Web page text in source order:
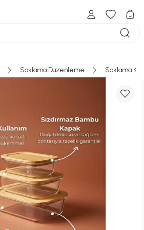
Saklama Düzenleme Saklama